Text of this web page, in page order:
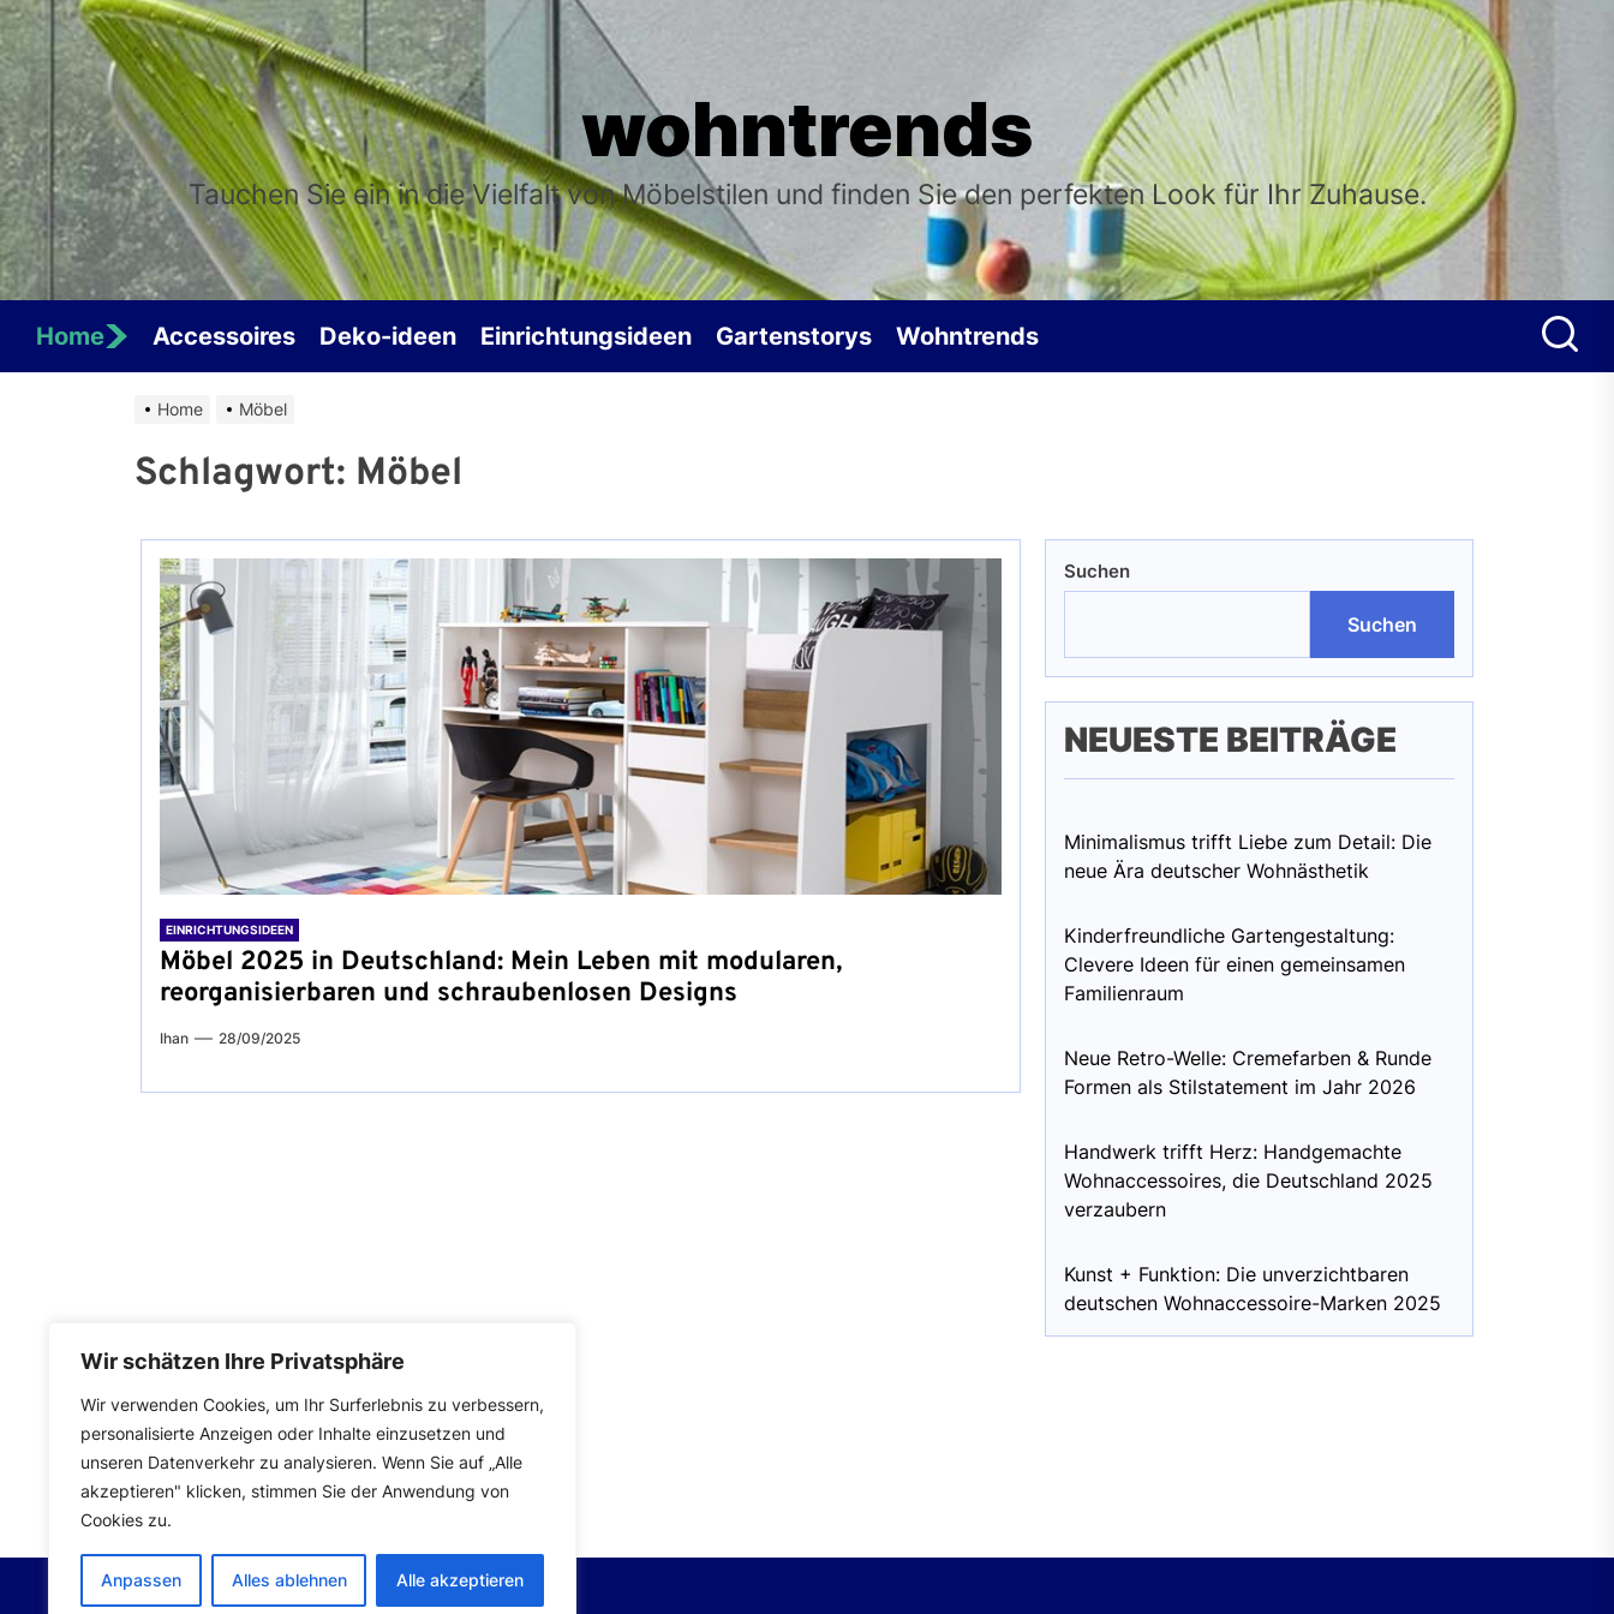
Wir schätzen Ihre Privatsphäre
Wir verwenden Cookies, um Ihr Surferlebnis zu verbessern,
personalisierte Anzeigen oder Inhalte einzusetzen und
unseren Datenverkehr zu analysieren. Wenn Sie auf „Alle
akzeptieren" klicken, stimmen Sie der Anwendung von
Cookies zu.
Anpassen Alles ablehnen Alle akzeptieren
Skip
to
the
content
wohntrends
Tauchen Sie ein in die Vielfalt von Möbelstilen und finden Sie den perfekten Look für Ihr Zuhause.
Home Accessoires Deko-ideen Einrichtungsideen Gartenstorys Wohntrends
Home Möbel
Schlagwort: Möbel
EINRICHTUNGSIDEEN
Möbel 2025 in Deutschland: Mein Leben mit modularen,
reorganisierbaren und schraubenlosen Designs
Ihan 28/09/2025
Suchen
Suchen
NEUESTE BEITRÄGE
Minimalismus trifft Liebe zum Detail: Die
neue Ära deutscher Wohnästhetik
Kinderfreundliche Gartengestaltung:
Clevere Ideen für einen gemeinsamen
Familienraum
Neue Retro-Welle: Cremefarben & Runde
Formen als Stilstatement im Jahr 2026
Handwerk trifft Herz: Handgemachte
Wohnaccessoires, die Deutschland 2025
verzaubern
Kunst + Funktion: Die unverzichtbaren
deutschen Wohnaccessoire-Marken 2025
Impressum|Datenschutzerklärung